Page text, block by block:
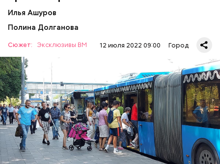
Илья Ашуров
Полина Долганова
Сюжет: Эксклюзивы ВМ 12 июля 2022 09:00 Город
— Рюкзаки большие прямо бесит, когда не
снимают. Если едешь в час пик, обязательно тебя
чем-нибудь заденут, — сказала Александра, 19 лет.